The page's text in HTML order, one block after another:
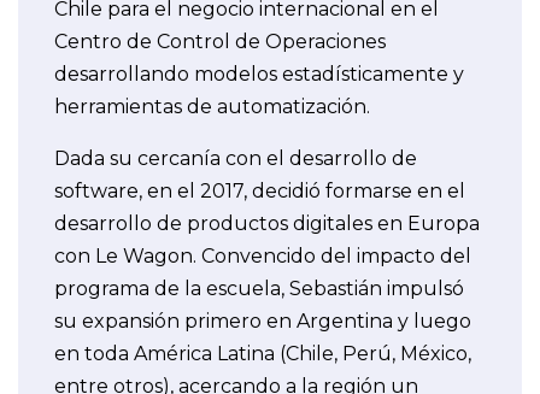
Chile para el negocio internacional en el
Centro de Control de Operaciones
desarrollando modelos estadísticamente y
herramientas de automatización.
Dada su cercanía con el desarrollo de
software, en el 2017, decidió formarse en el
desarrollo de productos digitales en Europa
con Le Wagon. Convencido del impacto del
programa de la escuela, Sebastián impulsó
su expansión primero en Argentina y luego
en toda América Latina (Chile, Perú, México,
entre otros), acercando a la región un